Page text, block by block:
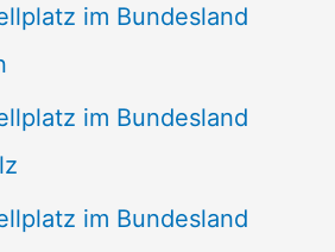
im Bundesland
im Bundesland
im Bundesland